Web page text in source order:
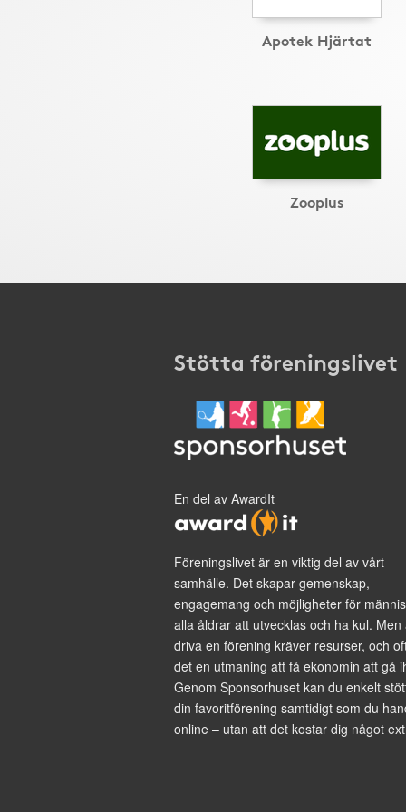
Apotek Hjärtat
Zooplus
Stötta föreningslivet
En del av AwardIt
Föreningslivet är en viktig del av vårt
samhälle. Det skapar gemenskap,
engagemang och möjligheter för
alla åldrar att utvecklas och ha kul. Men
driva en förening kräver resurser, och
det en utmaning att få ekonomin att gå
Genom Sponsorhuset kan du enkelt
din favoritförening samtidigt som du
online – utan att det kostar dig något